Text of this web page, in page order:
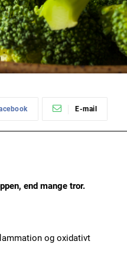
E-mail
end mange tror.
og oxidativt